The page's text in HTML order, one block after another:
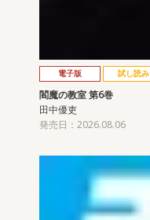
電子版 試し読み
閻魔の教室 第6巻
田中優吏
発売日：2026.08.06